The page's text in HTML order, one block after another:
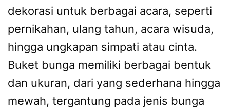
dekorasi untuk berbagai acara, seperti
pernikahan, ulang tahun, acara wisuda,
hingga ungkapan simpati atau cinta.
Buket bunga memiliki berbagai bentuk
dan ukuran, dari yang sederhana hingga
mewah, tergantung pada jenis bunga